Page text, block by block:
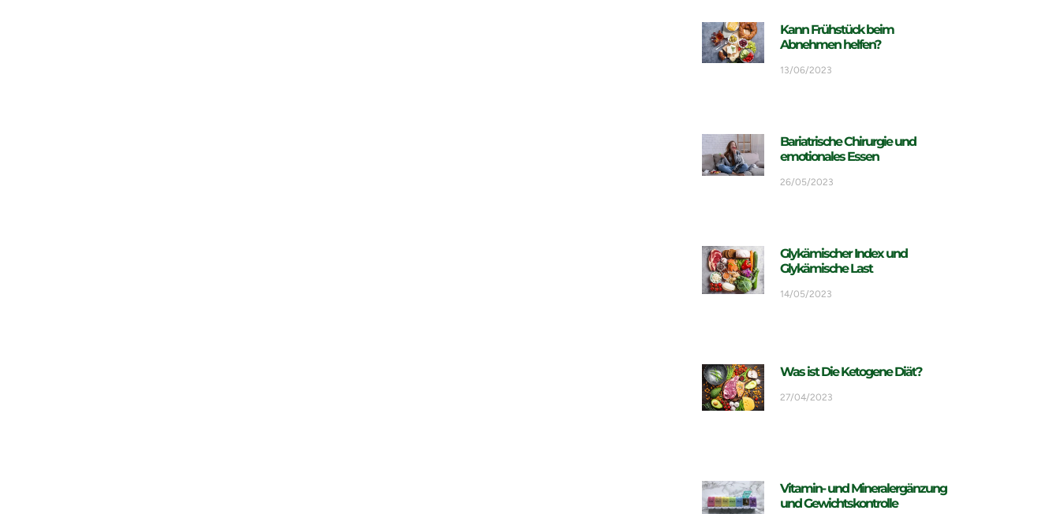
Kann Frühstück beim
Abnehmen helfen?
13/06/2023
Bariatrische Chirurgie und
emotionales Essen
26/05/2023
Glykämischer Index und
Glykämische Last
14/05/2023
Was ist Die Ketogene Diät?
27/04/2023
Vitamin- und Mineralergänzung
und Gewichtskontrolle